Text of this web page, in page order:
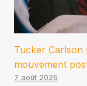
Tucker
mouvement
7 août 2026